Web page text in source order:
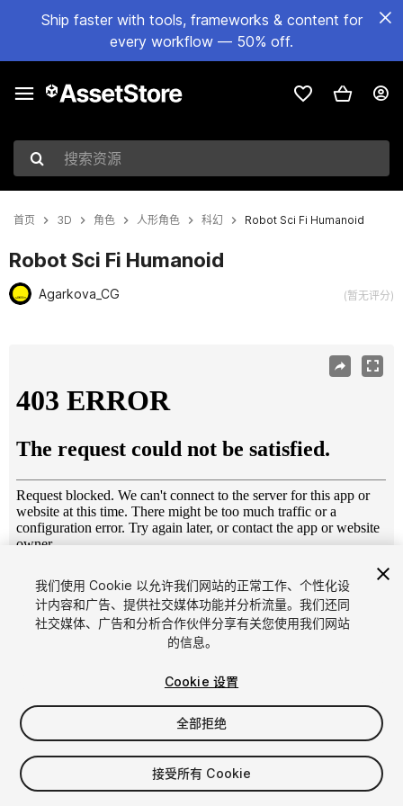
Ship faster with tools, frameworks & content for
every workflow — 50% off.
搜索资源
首页 3D 角色 人形角色 科幻 Robot Sci Fi Humanoid
Robot Sci Fi Humanoid
Agarkova_CG (暂无评分)
1/8
$4.99
增值税将在结算时计算
我们使用 Cookie 以允许我们网站的正常工作、个性化设
计内容和广告、提供社交媒体功能并分析流量。我们还同
社交媒体、广告和分析合作伙伴分享有关您使用我们网站
的信息。
Cookie 设置
全部拒绝
接受所有 Cookie